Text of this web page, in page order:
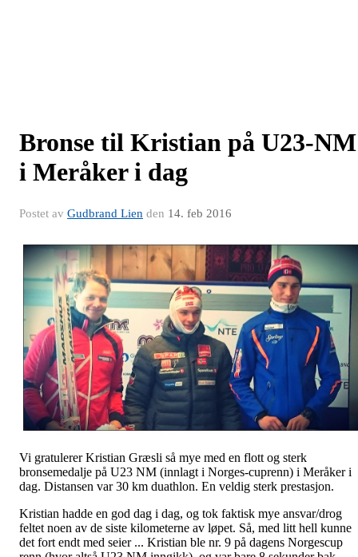
Bronse til Kristian på U23-NM
i Meråker i dag
Postet av Gudbrand Lien den 14. feb 2016
Vi gratulerer Kristian Græsli så mye med en flott og sterk
bronsemedalje på U23 NM (innlagt i Norges-cuprenn) i Meråker i
dag. Distansen var 30 km duathlon. En veldig sterk prestasjon.
Kristian hadde en god dag i dag, og tok faktisk mye ansvar/drog
feltet noen av de siste kilometerne av løpet. Så, med litt hell kunne
det fort endt med seier ... Kristian ble nr. 9 på dagens Norgescup